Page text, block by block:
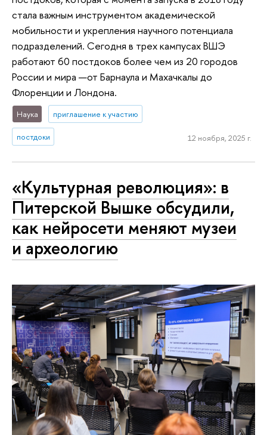
стала важным инструментом академической
мобильности и укрепления научного потенциала
подразделений. Сегодня в трех кампусах ВШЭ
работают 60 постдоков более чем из 20 городов
России и мира —от Барнаула и Махачкалы до
Флоренции и Лондона.
Наука приглашение к участию
постдоки 12 ноября, 2025 г.
«Культурная революция»: в
Питерской Вышке обсудили,
как нейросети меняют музеи
и археологию